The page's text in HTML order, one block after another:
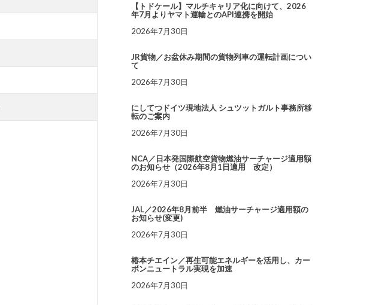
【トドケール】マルチキャリア化に向けて、2026
年7月よりヤマト運輸とのAPI連携を開始
2026年7月30日
JR貨物／お盆休み期間の貨物列車の運転計画につい
て
2026年7月30日
にしてつドイツ現地法人 シュツットガルト事務所移
転のご案内
2026年7月30日
NCA／日本発国際航空貨物燃油サーチャージ適用額
のお知らせ（2026年8月1日適用 改定）
2026年7月30日
JAL／2026年8月前半 燃油サーチャージ適用額の
お知らせ(変更)
2026年7月30日
椿本チエイン／再生可能エネルギーを活用し、カー
ボンニュートラル実現を加速
2026年7月30日